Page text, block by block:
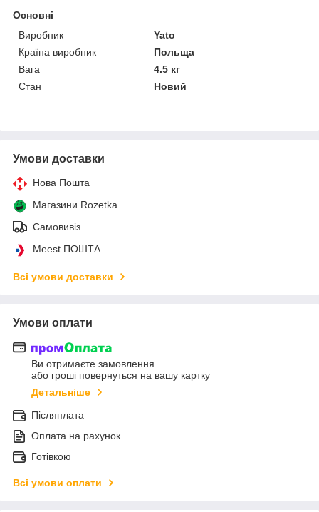
Основні
Виробник
Yato
Країна виробник
Польща
Вага
4.5 кг
Стан
Новий
Умови доставки
Нова Пошта
Магазини Rozetka
Самовивіз
Meest ПОШТА
Всі умови доставки
Умови оплати
Ви отримаєте замовлення
або гроші повернуться на вашу картку
Детальніше
Післяплата
Оплата на рахунок
Готівкою
Всі умови оплати